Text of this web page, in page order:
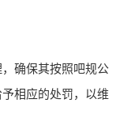
确保其按照吧规公
相应的处罚，以维